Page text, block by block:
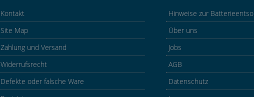
Kontakt
Site Map
Zahlung und Versand
Widerrufsrecht
Defekte oder falsche Ware
Hinweise zur
Über uns
Jobs
AGB
Datenschutz